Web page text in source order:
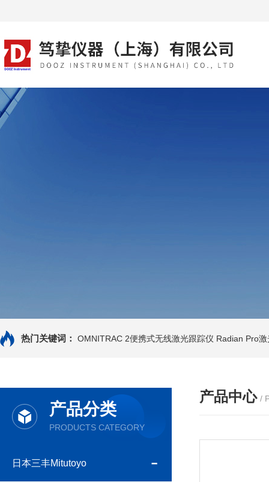
热门关键词： OMNITRAC 2便携式无线激光跟踪仪 Radian Pro
产品分类
PRODUCTS CATEGORY
日本三丰Mitutoyo
产品中心 /